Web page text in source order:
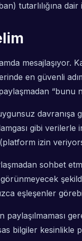
tutarlılığına dair
mesajlaşıyor.
en güvenli
“bunu
davranışa
gibi verilerle
izin
sohbet
eşleşenler
paylaşılmaması
bilgiler kesinlikle